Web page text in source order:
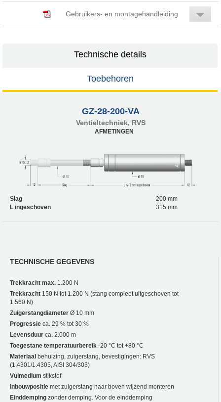
Gebruikers- en montagehandleiding
Technische details
Toebehoren
GZ-28-200-VA
Ventieltechniek, RVS
AFMETINGEN
Slag
200 mm
L ingeschoven
315 mm
TECHNISCHE GEGEVENS
Trekkracht max. 1.200 N
Trekkracht 150 N tot 1.200 N (stang compleet uitgeschoven tot
1.560 N)
Zuigerstangdiameter Ø 10 mm
Progressie ca. 29 % tot 30 %
Levensduur ca. 2.000 m
Toegestane temperatuurbereik -20 °C tot +80 °C
Materiaal behuizing, zuigerstang, bevestigingen: RVS
(1.4301/1.4305, AISI 304/303)
Vulmedium stikstof
Inbouwpositie met zuigerstang naar boven wijzend monteren
Einddemping zonder demping. Voor de einddemping